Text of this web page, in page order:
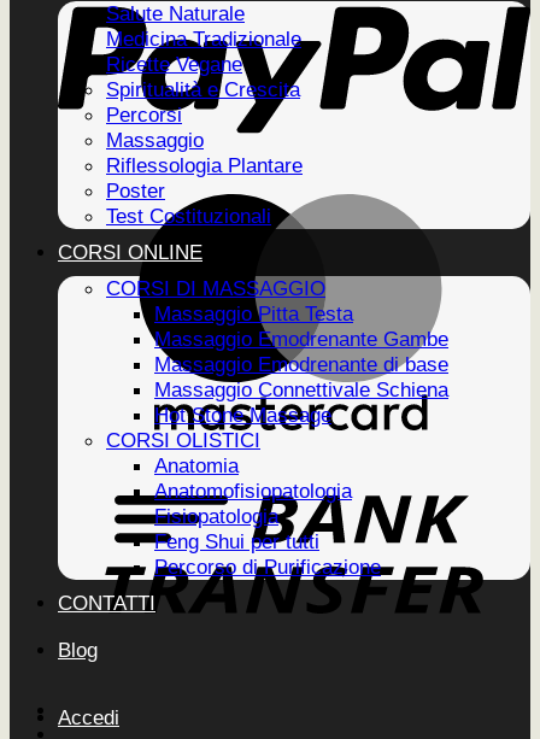
Salute Naturale
Medicina Tradizionale
Ricette Vegane
Spiritualità e Crescita
Percorsi
Massaggio
Riflessologia Plantare
Poster
Test Costituzionali
CORSI ONLINE
CORSI DI MASSAGGIO
Massaggio Pitta Testa
Massaggio Emodrenante Gambe
Massaggio Emodrenante di base
Massaggio Connettivale Schiena
Hot Stone Massage
CORSI OLISTICI
Anatomia
Anatomofisiopatologia
Fisiopatologia
Feng Shui per tutti
Percorso di Purificazione
CONTATTI
Blog
Accedi